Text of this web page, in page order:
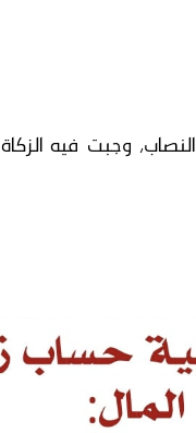
النصاب، وجبت فيهالزكاة